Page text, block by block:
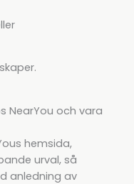
NearYou och vara
hemsida,
urval, så
anledning av